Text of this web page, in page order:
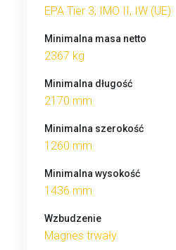
EPA Tier 3, IMO II, IW (UE)
Minimalna masa netto
2367 kg
Minimalna długość
2170 mm
Minimalna szerokość
1260 mm
Minimalna wysokość
1436 mm
Wzbudzenie
Magnes trwały